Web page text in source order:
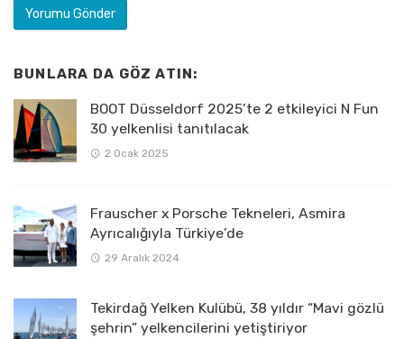
BUNLARA DA GÖZ ATIN:
BOOT Düsseldorf 2025’te 2 etkileyici N Fun
30 yelkenlisi tanıtılacak
2 Ocak 2025
Frauscher x Porsche Tekneleri, Asmira
Ayrıcalığıyla Türkiye’de
29 Aralık 2024
Tekirdağ Yelken Kulübü, 38 yıldır “Mavi gözlü
şehrin” yelkencilerini yetiştiriyor